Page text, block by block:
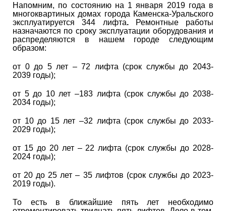
Напомним, по состоянию на 1 января 2019 года в
многоквартиных домах города Каменска-Уральского
эксплуатируется 344 лифта.
Ремонтные работы
назначаются по сроку эксплуатации оборудования и
распределяются в нашем городе следующим
образом:
от 0 до 5 лет – 72 лифта (срок службы до 2043-
2039 годы);
от 5 до 10 лет –183 лифта (срок службы до 2038-
2034 годы);
от 10 до 15 лет –32 лифта (срок службы до 2033-
2029 годы);
от 15 до 20 лет – 22 лифта (срок службы до 2028-
2024 годы);
от 20 до 25 лет – 35 лифтов (срок службы до 2023-
2019 годы).
То есть в ближайшие пять лет необходимо